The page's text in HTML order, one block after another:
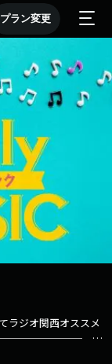
プラン変更
ラジオ関西オススメ
ラ
カウントは